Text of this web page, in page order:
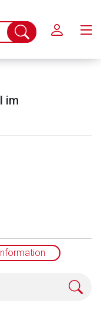
Suche
abschicken
im